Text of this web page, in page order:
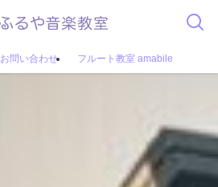
お問い合わせ フルート教室 amabile